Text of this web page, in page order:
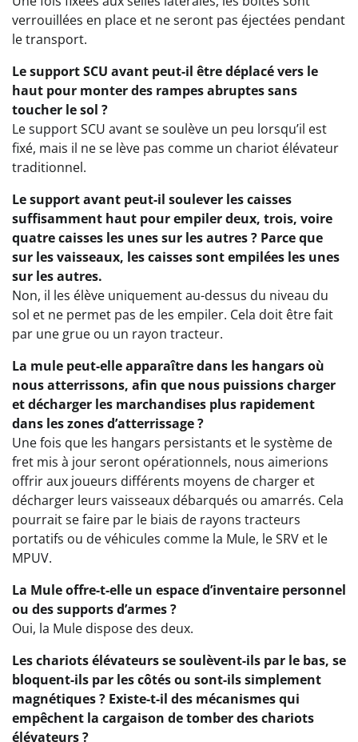
verrouillées en place et ne seront pas éjectées pendant
le transport.
Le support SCU avant peut-il être déplacé vers le
haut pour monter des rampes abruptes sans
toucher le sol ?
Le support SCU avant se soulève un peu lorsqu’il est
fixé, mais il ne se lève pas comme un chariot élévateur
traditionnel.
Le support avant peut-il soulever les caisses
suffisamment haut pour empiler deux, trois, voire
quatre caisses les unes sur les autres ? Parce que
sur les vaisseaux, les caisses sont empilées les unes
sur les autres.
Non, il les élève uniquement au-dessus du niveau du
sol et ne permet pas de les empiler. Cela doit être fait
par une grue ou un rayon tracteur.
La mule peut-elle apparaître dans les hangars où
nous atterrissons, afin que nous puissions charger
et décharger les marchandises plus rapidement
dans les zones d’atterrissage ?
Une fois que les hangars persistants et le système de
fret mis à jour seront opérationnels, nous aimerions
offrir aux joueurs différents moyens de charger et
décharger leurs vaisseaux débarqués ou amarrés. Cela
pourrait se faire par le biais de rayons tracteurs
portatifs ou de véhicules comme la Mule, le SRV et le
MPUV.
La Mule offre-t-elle un espace d’inventaire personnel
ou des supports d’armes ?
Oui, la Mule dispose des deux.
Les chariots élévateurs se soulèvent-ils par le bas, se
bloquent-ils par les côtés ou sont-ils simplement
magnétiques ? Existe-t-il des mécanismes qui
empêchent la cargaison de tomber des chariots
élévateurs ?